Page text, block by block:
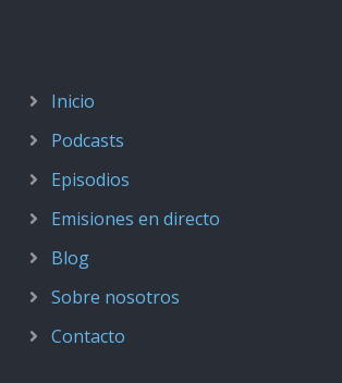
Inicio
Podcasts
Episodios
Emisiones en directo
Blog
Sobre nosotros
Contacto